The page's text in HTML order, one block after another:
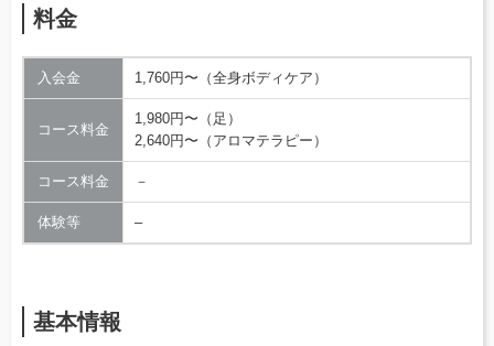
料金
入会金 1,760円〜（全身ボディケア）
コース料金
1,980円〜（足）
2,640円〜（アロマテラピー）
コース料金 －
体験等 –
基本情報